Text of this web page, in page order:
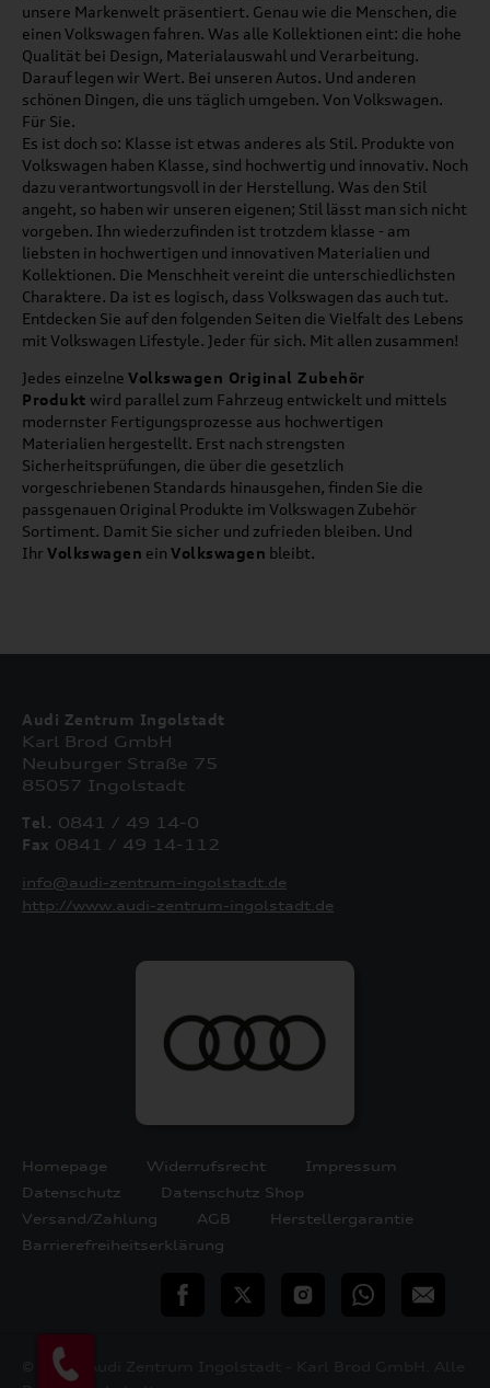
unsere Markenwelt präsentiert. Genau wie die Menschen, die
einen Volkswagen fahren. Was alle Kollektionen eint: die hohe
Qualität bei Design, Materialauswahl und Verarbeitung.
Darauf legen wir Wert. Bei unseren Autos. Und anderen
schönen Dingen, die uns täglich umgeben. Von Volkswagen.
Für Sie.
Es ist doch so: Klasse ist etwas anderes als Stil. Produkte von
Volkswagen haben Klasse, sind hochwertig und innovativ. Noch
dazu verantwortungsvoll in der Herstellung. Was den Stil
angeht, so haben wir unseren eigenen; Stil lässt man sich nicht
vorgeben. Ihn wiederzufinden ist trotzdem klasse - am
liebsten in hochwertigen und innovativen Materialien und
Kollektionen. Die Menschheit vereint die unterschiedlichsten
Charaktere. Da ist es logisch, dass Volkswagen das auch tut.
Entdecken Sie auf den folgenden Seiten die Vielfalt des Lebens
mit Volkswagen Lifestyle. Jeder für sich. Mit allen zusammen!
Jedes einzelne Volkswagen Original Zubehör
Produkt wird parallel zum Fahrzeug entwickelt und mittels
modernster Fertigungsprozesse aus hochwertigen
Materialien hergestellt. Erst nach strengsten
Sicherheitsprüfungen, die über die gesetzlich
vorgeschriebenen Standards hinausgehen, finden Sie die
passgenauen Original Produkte im Volkswagen Zubehör
Sortiment. Damit Sie sicher und zufrieden bleiben. Und
Ihr Volkswagen ein Volkswagen bleibt.
Audi Zentrum Ingolstadt
Karl Brod GmbH
Neuburger Straße 75
85057 Ingolstadt
Tel. 0841 / 49 14-0
Fax 0841 / 49 14-112
info@audi-zentrum-ingolstadt.de
http://www.audi-zentrum-ingolstadt.de
Homepage Widerrufsrecht
Impressum
Datenschutz
Datenschutz Shop
Versand/Zahlung
AGB
Herstellergarantie
Barrierefreiheitserklärung
teilen Twitter InstagramWhatsApp
E-
© 2026 Audi Zentrum Ingolstadt - Karl Brod GmbH. Alle